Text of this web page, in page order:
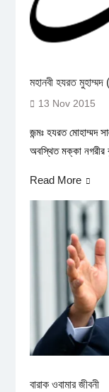
মহানবী হযরত মুহাম্মদ
13 Nov 2015
জন্মঃ হযরত মোহাম্মদ
অবস্থিত মক্কা নগরীর
Read More
বারাক ওবামার জীবনী